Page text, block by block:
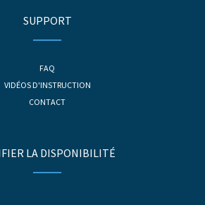
SUPPORT
FAQ
VIDÉOS D'INSTRUCTION
CONTACT
LA DISPONIBILITÉ